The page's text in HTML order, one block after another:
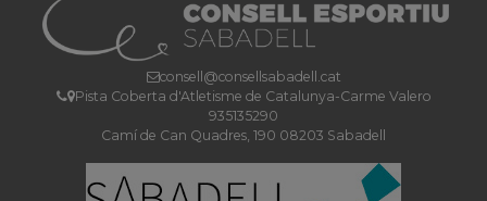
consell@consellsabadell.cat
Pista Coberta d'Atletisme de Catalunya-Carme Valero
935135290
Camí de Can Quadres, 190 08203 Sabadell